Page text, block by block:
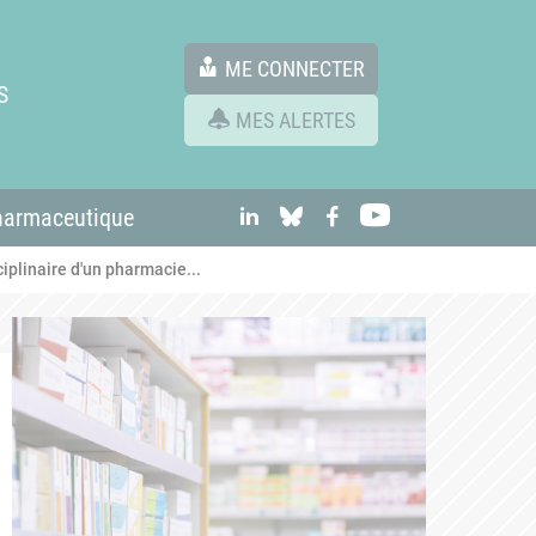
ME CONNECTER
MES ALERTES
linkedInBlueskyFacebook
d'un pharmacie...